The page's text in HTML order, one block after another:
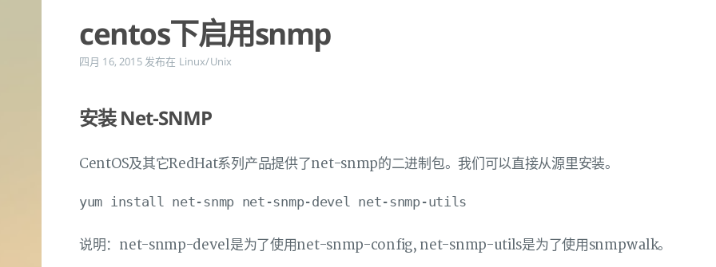
centos下启用snmp
四月 16, 2015 发布在 Linux/Unix
安装 Net-SNMP
CentOS及其它RedHat系列产品提供了net-snmp的二进制包。我们可以直接从源里安装。
说明：net-snmp-devel是为了使用net-snmp-config, net-snmp-utils是为了使用snmpwalk。